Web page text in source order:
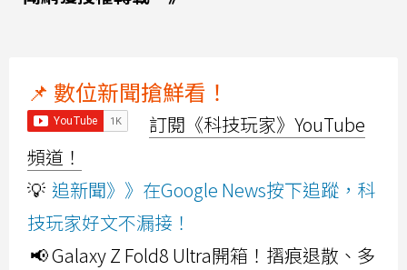
📌 數位新聞搶鮮看！
訂閱《科技玩家》YouTube
頻道！
💡 追新聞》》在Google News按下追蹤，科
技玩家好文不漏接！
📢 Galaxy Z Fold8 Ultra開箱！摺痕退散、多